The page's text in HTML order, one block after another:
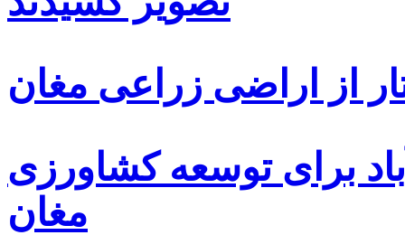
از اراضی زراعی مغان
برای توسعه کشاورزی
مغان